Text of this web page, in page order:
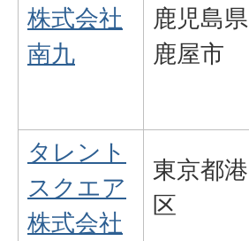
株式会社
南九
鹿児島県
鹿屋市
タレント
スクエア
株式会社
東京都港
区